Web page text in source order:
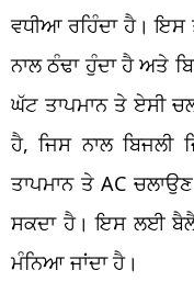
ਵਧੀਆ ਰਹਿੰਦਾ ਹੈ। ਇਸ
ਨਾਲ ਠੰਢਾ ਹੁੰਦਾ ਹੈ ਅਤੇ
ਘੱਟ ਤਾਪਮਾਨ ਤੇ ਏਸੀ
ਹੈ, ਜਿਸ ਨਾਲ ਬਿਜਲੀ
ਤਾਪਮਾਨ ਤੇ AC
ਸਕਦਾ ਹੈ। ਇਸ ਲਈ
ਮੰਨਿਆ ਜਾਂਦਾ ਹੈ।